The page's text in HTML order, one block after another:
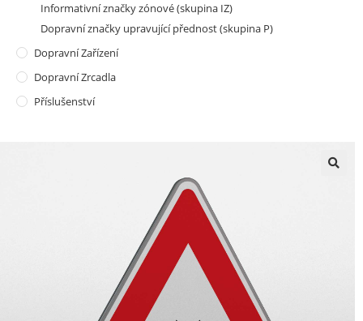
Informativní značky zónové (skupina IZ)
Dopravní značky upravující přednost (skupina P)
Dopravní Zařízení
Dopravní Zrcadla
Příslušenství